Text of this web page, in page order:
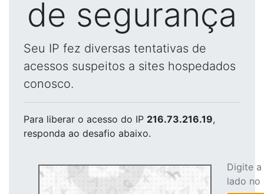
de segurança
Seu IP fez diversas tentativas de
acessos suspeitos a sites hospedados
conosco.
Para liberar o acesso do IP 216.73.216.19,
responda ao desafio abaixo.
Digite
lado no